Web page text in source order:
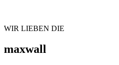
WIR LIEBEN DIE
maxwall